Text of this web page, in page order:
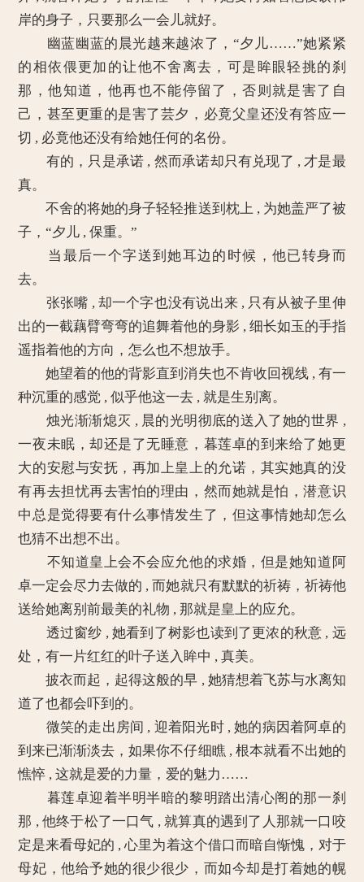
岸的身子，只要那么一会儿就好。
幽蓝幽蓝的晨光越来越浓了，“夕儿……”她紧紧
的相依偎更加的让他不舍离去，可是眸眼轻挑的刹
那，他知道，他再也不能停留了，否则就是害了自
己，甚至更重的是害了芸夕，必竟父皇还没有答应一
切 , 必竟他还没有给她任何的名份。
有的，只是承诺 , 然而承诺却只有兑现了 , 才是最
真。
不舍的将她的身子轻轻推送到枕上 , 为她盖严了被
子，“夕儿 , 保重。”
当最后一个字送到她耳边的时候，他已转身而
去。
张张嘴 , 却一个字也没有说出来 , 只有从被子里伸
出的一截藕臂弯弯的追舞着他的身影 , 细长如玉的手指
遥指着他的方向，怎么也不想放手。
她望着的他的背影直到消失也不肯收回视线 , 有一
种沉重的感觉 , 似乎他这一去 , 就是生别离。
烛光渐渐熄灭 , 晨的光明彻底的送入了她的世界 ,
一夜未眠，却还是了无睡意，暮莲卓的到来给了她更
大的安慰与安抚，再加上皇上的允诺，其实她真的没
有再去担忧再去害怕的理由，然而她就是怕，潜意识
中总是觉得要有什么事情发生了，但这事情她却怎么
也猜不出想不出。
不知道皇上会不会应允他的求婚，但是她知道阿
卓一定会尽力去做的 , 而她就只有默默的祈祷，祈祷他
送给她离别前最美的礼物 , 那就是皇上的应允。
透过窗纱 , 她看到了树影也读到了更浓的秋意 , 远
处，有一片红红的叶子送入眸中 , 真美。
披衣而起，起得这般的早 , 她猜想着飞苏与水离知
道了也都会吓到的。
微笑的走出房间 , 迎着阳光时 , 她的病因着阿卓的
到来已渐渐淡去，如果你不仔细瞧 , 根本就看不出她的
憔悴 , 这就是爱的力量，爱的魅力……
暮莲卓迎着半明半暗的黎明踏出清心阁的那一刹
那 , 他终于松了一口气 , 就算真的遇到了人那就一口咬
定是来看母妃的 , 心里为着这个借口而暗自惭愧，对于
母妃，他给予她的很少很少，而如今却是打着她的幌